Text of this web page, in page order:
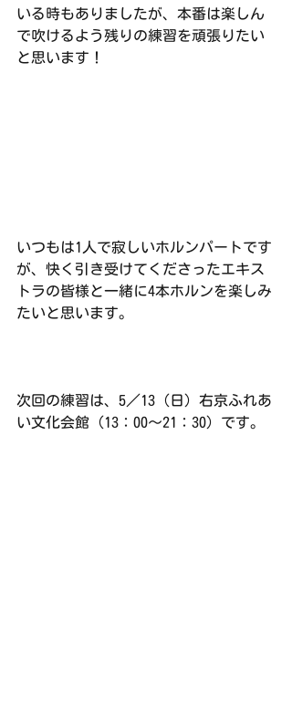
いる時もありましたが、本番は楽しん
で吹けるよう残りの練習を頑張りたい
と思います！
いつもは1人で寂しいホルンパートです
が、快く引き受けてくださったエキス
トラの皆様と一緒に4本ホルンを楽しみ
たいと思います。
次回の練習は、5／13（日）右京ふれあ
い文化会館（13：00～21：30）です。